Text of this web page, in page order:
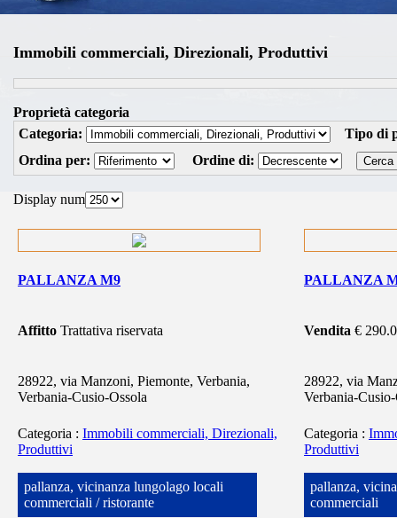
Immobili commerciali, Direzionali, Produttivi
Proprietà categoria
Categoria:
Tipo di
Ordina per:
Ordine di:
Display num
PALLANZA M9
Affitto Trattativa riservata
28922, via Manzoni, Piemonte, Verbania,
Verbania-Cusio-Ossola
Categoria : Immobili commerciali, Direzionali,
Produttivi
pallanza, vicinanza lungolago locali
commerciali / ristorante
PALLANZA
Vendita €
28922, via
Verbania-
Categoria :
Produttivi
pallanza,
commerciali